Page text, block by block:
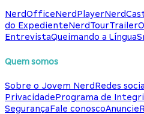
NerdOfficeNerdPlayer
do ExpedienteNerdTour
EntrevistaQueimando a Língua
Quem somos
Sobre o Jovem NerdRedes
PrivacidadePrograma de
SegurançaFale conoscoAnuncie